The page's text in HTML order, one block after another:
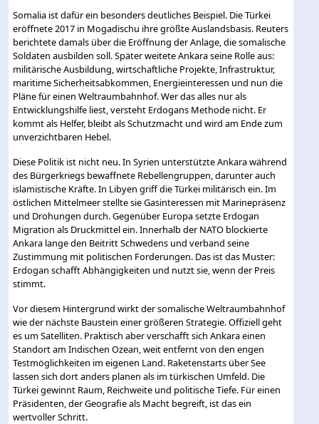
Somalia ist dafür ein besonders deutliches Beispiel. Die Türkei
eröffnete 2017 in Mogadischu ihre größte Auslandsbasis. Reuters
berichtete damals über die Eröffnung der Anlage, die somalische
Soldaten ausbilden soll. Später weitete Ankara seine Rolle aus:
militärische Ausbildung, wirtschaftliche Projekte, Infrastruktur,
maritime Sicherheitsabkommen, Energieinteressen und nun die
Pläne für einen Weltraumbahnhof. Wer das alles nur als
Entwicklungshilfe liest, versteht Erdogans Methode nicht. Er
kommt als Helfer, bleibt als Schutzmacht und wird am Ende zum
unverzichtbaren Hebel.
Diese Politik ist nicht neu. In Syrien unterstützte Ankara während
des Bürgerkriegs bewaffnete Rebellengruppen, darunter auch
islamistische Kräfte. In Libyen griff die Türkei militärisch ein. Im
östlichen Mittelmeer stellte sie Gasinteressen mit Marinepräsenz
und Drohungen durch. Gegenüber Europa setzte Erdogan
Migration als Druckmittel ein. Innerhalb der NATO blockierte
Ankara lange den Beitritt Schwedens und verband seine
Zustimmung mit politischen Forderungen. Das ist das Muster:
Erdogan schafft Abhängigkeiten und nutzt sie, wenn der Preis
stimmt.
Vor diesem Hintergrund wirkt der somalische Weltraumbahnhof
wie der nächste Baustein einer größeren Strategie. Offiziell geht
es um Satelliten. Praktisch aber verschafft sich Ankara einen
Standort am Indischen Ozean, weit entfernt von den engen
Testmöglichkeiten im eigenen Land. Raketenstarts über See
lassen sich dort anders planen als im türkischen Umfeld. Die
Türkei gewinnt Raum, Reichweite und politische Tiefe. Für einen
Präsidenten, der Geografie als Macht begreift, ist das ein
wertvoller Schritt.